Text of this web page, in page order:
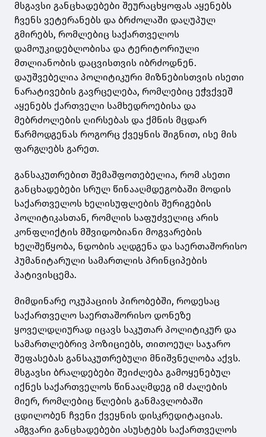
მსგავსი განცხადებები შეურაცხყოფას აყენებს
ჩვენს ვეტერანებს და ბრძოლაში დაღუპულ
გმირებს, რომლებიც საქართველოს
დამოუკიდებლობისა და ტერიტორიული
მთლიანობის დაცვისთვის იბრძოდნენ.
დაუშვებელია პოლიტიკური მიზნებისთვის ისეთი
ნარატივების გავრცელება, რომლებიც ეჭვქვეშ
აყენებს ქართველი სამხედროებისა და
მებრძოლების ღირსებას და ქმნის მცდარ
წარმოდგენას როგორც ქვეყნის შიგნით, ისე მის
ფარგლებს გარეთ.
განსაკუთრებით შემაშფოთებელია, რომ ასეთი
განცხადებები სრულ წინააღმდეგობაში მოდის
საქართველოს ხელისუფლების შერიგების
პოლიტიკასთან, რომლის საფუძველიც არის
კონფლიქტის მშვიდობიანი მოგვარების
ხელშეწყობა, ნდობის აღდგენა და საერთაშორისო
ჰუმანიტარული სამართლის პრინციპების
პატივისცემა.
მიმდინარე ოკუპაციის პირობებში, როდესაც
საქართველო საერთაშორისო დონეზე
ყოველდღიურად იცავს საკუთარ პოლიტიკურ და
სამართლებრივ პოზიციებს, თითოეულ საჯარო
შეფასებას განსაკუთრებული მნიშვნელობა აქვს.
მსგავსი ბრალდებები შეიძლება გამოყენებულ
იქნეს საქართველოს წინააღმდეგ იმ ძალების
მიერ, რომლებიც წლების განმავლობაში
ცდილობენ ჩვენი ქვეყნის დისკრედიტაციას.
ამგვარი განცხადებები ასუსტებს საქართველოს